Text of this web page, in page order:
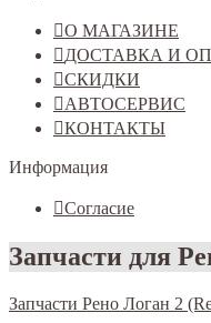
О МАГАЗИНЕ
ДОСТАВКА И
СКИДКИ
АВТОСЕРВИС
КОНТАКТЫ
Информация
Согласие
Запчасти для
Запчасти Рено Логан 2